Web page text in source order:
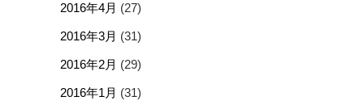
2016年4月 (27)
2016年3月 (31)
2016年2月 (29)
2016年1月 (31)